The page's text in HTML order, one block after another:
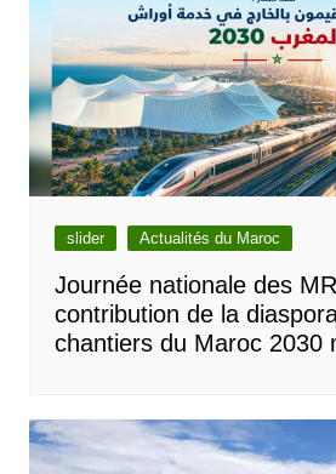
slider Actualités du Maroc
Journée nationale des
contribution de la
chantiers du Maroc 2030